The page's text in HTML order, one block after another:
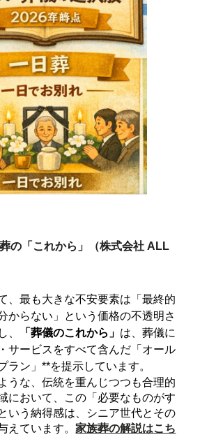
の「これから」（株式会社 ALL
、最も大きな不安要素は「最終的
からない」という価格の不透明さ
、
「葬儀のこれから」 は、葬儀に
サービスをすべて含んだ「オール
ラン」**を提示しています。
うな、伝統を重んじつつも合理的
において、この「必要なものがす
いう納得感は、シニア世代とその
えています。家族葬の解説はこち